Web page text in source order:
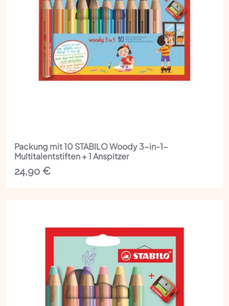
Packung mit 10 STABILO Woody 3-in-1-
Multitalentstiften + 1 Anspitzer
24,90 €